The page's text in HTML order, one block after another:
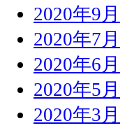
2020年9月
2020年7月
2020年6月
2020年5月
2020年3月